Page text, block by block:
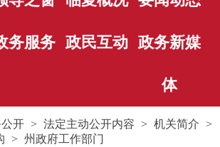
务服务 政民互动 政务新媒
体
开 > 法定主动公开内容 > 机关简介 >
> 州政府工作部门